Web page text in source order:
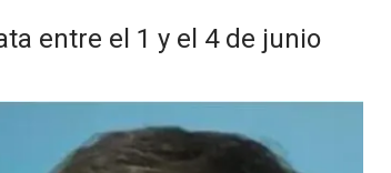
entre el 1 y el 4 de junio